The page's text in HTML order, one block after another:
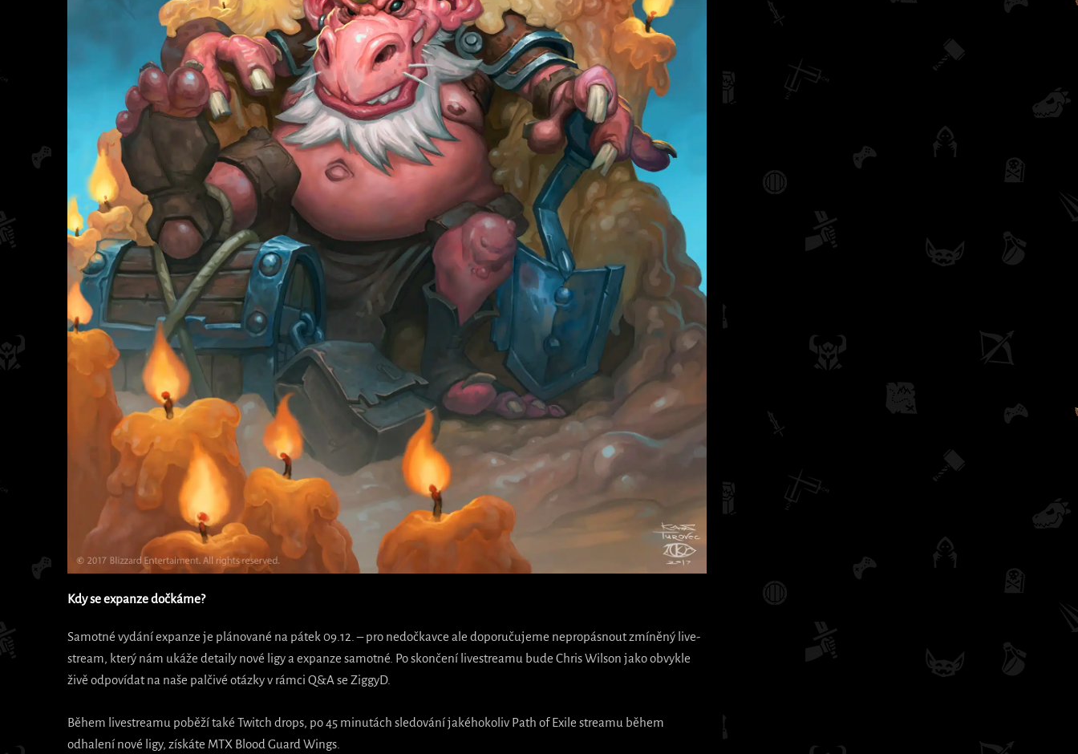
Kdy se expanze dočkáme?
Samotné vydání expanze je plánované na pátek 09.12. – pro nedočkavce ale doporučujeme nepropásnout zmíněný live-
stream, který nám ukáže detaily nové ligy a expanze samotné. Po skončení livestreamu bude Chris Wilson jako obvykle
živě odpovídat na naše palčivé otázky v rámci Q&A se ZiggyD.
Během livestreamu poběží také Twitch drops, po 45 minutách sledování jakéhokoliv Path of Exile streamu během
odhalení nové ligy, získáte MTX Blood Guard Wings.